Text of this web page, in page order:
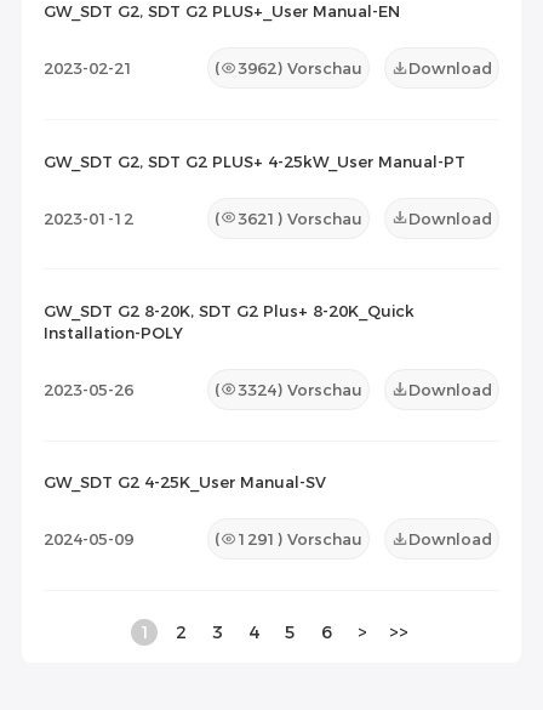
GW_SDT G2, SDT G2 PLUS+_User Manual-EN
2023-02-21 ( 3962) Vorschau Download
GW_SDT G2, SDT G2 PLUS+ 4-25kW_User Manual-PT
2023-01-12 ( 3621 ) Vorschau Download
GW_SDT G2 8-20K, SDT G2 Plus+ 8-20K_Quick
Installation-POLY
2023-05-26 ( 3324) Vorschau Download
GW_SDT G2 4-25K_User Manual-SV
2024-05-09 ( 1291 ) Vorschau Download
1 2 3 4 5 6 > >>